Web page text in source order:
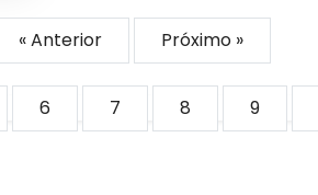
« Anterior Próximo »
6 7 8 9